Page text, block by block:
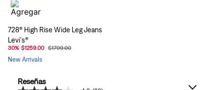
728® High Rise Wide Leg Jeans
Levi's®
30% $1259.00 $1799.00
New Arrivals
Reseñas